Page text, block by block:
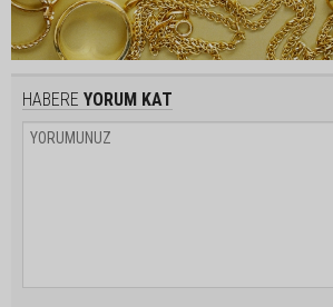
HABERE YORUM KAT